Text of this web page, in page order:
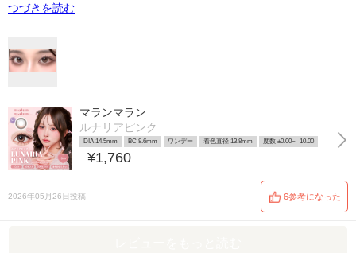
つづきを読む
マランマラン
ルナリアピンク
DIA 14.5mm BC 8.6mm ワンデー 着色直径 13.8mm 度数 ±0.00~ -10.00
¥1,760
2026年05月26日投稿 6参考になった